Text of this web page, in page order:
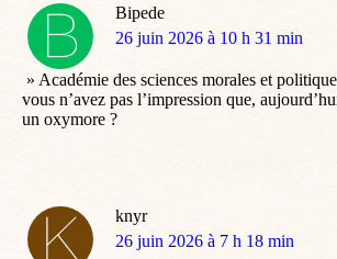
Bipede
dit
26 juin 2026 à 10 h 31 min
» Académie des sciences morales et
vous n’avez pas l’impression que,
un oxymore ?
knyr
dit
26 juin 2026 à 7 h 18 min